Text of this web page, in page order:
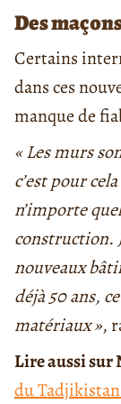
Des
Certains
dans ces
manque de
« Les murs
c’est pour
n’importe
construction.
nouveaux
déjà 50 ans,
matériaux »,
Lire aussi sur
du